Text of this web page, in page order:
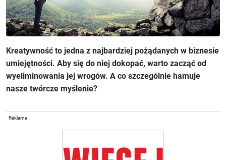
Kreatywność to jedna z najbardziej pożądanych w biznesie
umiejętności. Aby się do niej dokopać, warto zacząć od
wyeliminowania jej wrogów. A co szczególnie hamuje
nasze twórcze myślenie?
Reklama